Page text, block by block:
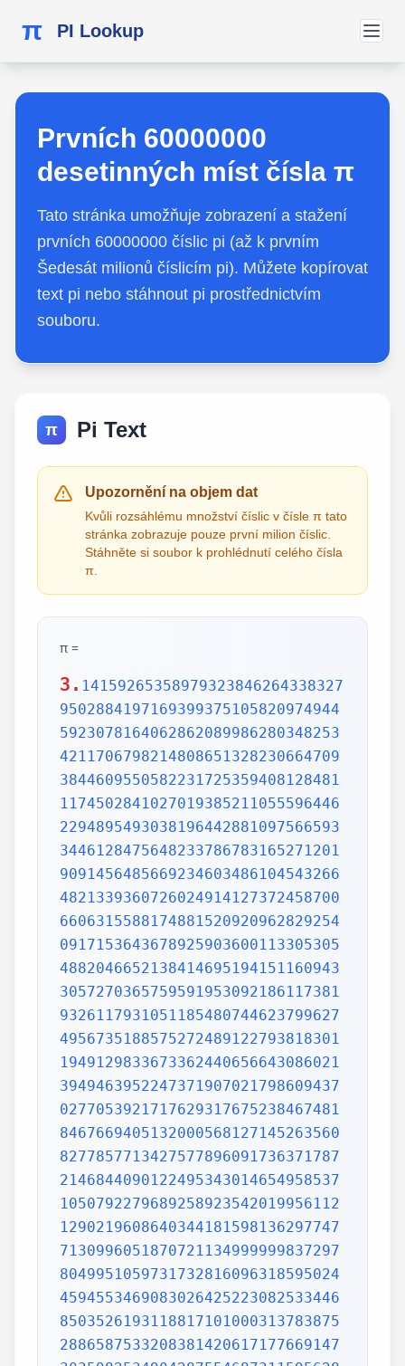
π PI Lookup
Prvních 60000000
desetinných míst čísla π
Tato stránka umožňuje zobrazení a stažení
prvních 60000000 číslic pi (až k prvním
Šedesát milionů číslicím pi). Můžete kopírovat
text pi nebo stáhnout pi prostřednictvím
souboru.
π Pi Text
Upozornění na objem dat
Kvůli rozsáhlému množství číslic v čísle π tato
stránka zobrazuje pouze první milion číslic.
Stáhněte si soubor k prohlédnutí celého čísla
π.
π =
3. 1415926535897932384626433832795028841971693993751058209749445923078164062862089986280348253421170679821480865132823066470938446095505822317253594081284811174502841027019385211055596446229489549303819644288109756659334461284756482337867831652712019091456485669234603486104543266482133936072602491412737245870066063155881748815209209628292540917153643678925903600113305305488204665213841469519415116094330572703657595919530921861173819326117931051185480744623799627495673518857527248912279381830119491298336733624406566430860213949463952247371907021798609437027705392171762931767523846748184676694051320005681271452635608277857713427577896091736371787214684409012249534301465495853710507922796892589235420199561121290219608640344181598136297747713099605187072113499999983729780499510597317328160963185950244594553469083026425223082533446850352619311881710100031378387528865875332083814206171776691473035982534904287554687311595628638823537875937519577818577805321712268066130019278766111959092164201989380952572010654858632788659361533818279682303019520353018529689957736225994138912497217752834791315155748572424541506959508295331168617278558890750983817546374649393192550604009277016711390098488240128583616035637076601047101819429555961989467678374494482553797747268471040475346462080466842590694912933136770289891521047521620569660240580381501935112533824300355876402474964732639141992726042699227967823547816360093417216412199245863150302861829745557067498385054945885869269956909272107975093029553211653449872027559602364806654991198818347977535663698074265425278625518184175746728909777727938000816470600161452491921732172147723501414419735685481613611573525521334757418494684385233239073941433345477624168625189835694855620992192221842725502542568876717904946016534668049886272327917860857843838279679766814541009538837863609506800642251252051173929848960841284886269456042419652850222106611863067442786220391949450471237137869609563643719172874677646575739624138908658326459958133904780275900994657640789512694683983525957098258226205224894077267194782684826014769909026401363944374553050682034962524517493996514314298091906592509372216964615157098583874105978859597729754989301617539284681382686838689427741559918559252459539594310499725246808459872736446958486538367362226260991246080512438843904512441365497627807977156914359977001296160894416948685558484063534220722258284886481584560285060168427394522674676788952521385225499546667278239864565961163548862305774564980355936345681743241125150760694794510965960940252288797108931456691368672287489405601015033086179286809208747609178249385890097149096759852613655497818931297848216829989487226588048575640142704775551323796414515237462343645428584447952658678210511413547357395231134271661021359695362314429524849371871101457654035902799344037420073105785390621983874478084784896833214457138687519435064302184531910484810053706146806749192781911979399520614196634287544406437451237181921799983910159195618146751426912397489409071864942319615679452080951465502252316038819301420937621378559566389377870830390697920773467221825625996615014215030680384477345492026054146659252014974428507325186660021324340881907104863317346496514539057962685610055081066587969981635747363840525714591028970641401109712062804390397595156771577004203378699360072305587631763594218731251471205329281918261861258673215791984148488291644706095752706957220917567116722910981690915280173506712748583222871835209353965725121083579151369882091444210067510334671103141267111369908658516398315019701651511685171437657618351556508849099898599823873455283316355076479185358932261854896321329330898570642046752590709154814165498594616371802709819943099244889575712828905923233260972997120844335732654893823911932597463667305836041428138830320382490375898524374417029132765618093773444030707469211201913020330380197621101100449293215160842444859637669838952286847831235526582131449576857262433441893039686426243410773226978028073189154411010446823252716201052652272111660396665573092547110557853763466820653109896526918620564769312570586356620185581007293606598764861179104533488503461136576867532494416680396265797877185560845529654126654085306143444318586769751456614068007002378776591344017127494704205622305389945613140711270004078547332699390814546646458807972708266830634328587856983052358089330657574067954571637752542021149557615814002501262285941302164715509792592309907965473761255176567513575178296664547791745011299614890304639947132962107340437518957359614589019389713111790429782856475032031986915140287080859904801094121472213179476477726224142548545403321571853061422881375850430633217518297986622371721591607716692547487389866549494501146540628433663937900397692656721463853067360965712091807638327166416274888800786925602902284721040317211860820419000422966171196377921337575114959501566049631862947265473642523081770367515906735023507283540567040386743513622224771589150495309844489333096340878076932599397805419341447377441842631298608099888687413260472156951623965864573021631598193195167353812974167729478672422924654366800980676928238280689964004824354037014163149658979409243237896907069779422362508221688957383798623001593776471651228935786015881617557829735233446042815126272037343146531977774160319906655418763979293344195215413418994854447345673831624993419131814809277771038638773431772075456545322077709212019051660962804909263601975988281613323166636528619326686336062735676303544776280350450777235547105859548702790814356240145171806246436267945612753181340783303362542327839449753824372058353114771199260638133467768796959703098339130771098704085913374641442822772634659470474587847787201927715280731767907707157213444730605700733492436931138350493163128404251219256517980694113528013147013047816437885185290928545201165839341965621349143415956258658655705526904965209858033850722426482939728584783163057777560688876446248246857926039535277348030480290058760758251047470916439613626760449256274204208320856611906254543372131535958450687724602901618766795240616342522577195429162991930645537799140373404328752628889639958794757291746426357455254079091451357111369410911939325191076020825202618798531887705842972591677813149699009019211697173727847684726860849003377024242916513005005168323364350389517029893922334517220138128069650117844087451960121228599371623130171144484640903890644954440061986907548516026327505298349187407866808818338510228334508504860825039302133219715518430635455007668282949304137765527939751754613953984683393638304746119966538581538420568533862186725233402830871123282789212507712629463229563989898935821167456270102183564622013496715188190973038119800497340723961036854066431939509790190699639552453005450580685501956730229219139339185680344903982059551002263535361920419947455385938102343955449597783779023742161727111723643435439478221818528624085140066604433258885698670543154706965747458550332323342107301545940516553790686627333799585115625784322988273723198987571415957811196358330059408730681216028764962867446047746491599505497374256269010490377819868359381465741268049256487985561453723478673303904688383436346553794986419270563872931748723320837601123029911367938627089438799362016295154133714248928307220126901475466847653576164773794675200490757155527819653621323926406160136358155907422020203187277605277219005561484255518792530343513984425322341576233610642506390497500865627109535919465897514131034822769306247435363256916078154781811528436679570611086153315044521274739245449454236828860613408414863776700961207151249140430272538607648236341433462351897576645216413767969031495019108575984423919862916421939949072362346468441173940326591840443780513338945257423995082965912285085558215725031071257012668302402929525220118726767562204154205161841634847565169998116141010029960783869092916030288400269104140792886215078424516709087000699282120660418371806535567252532567532861291042487761825829765157959847035622262934860034158722980534989650226291748788202734209222245339856264766914905562842503912757710284027998066365825488926488025456610172967026640765590429099456815065265305371829412703369313785178609040708667114965583434347693385781711386455873678123014587687126603489139095620099393610310291616152881384379099042317473363948045759314931405297634757481193567091101377517210080315590248530906692037671922033229094334676851422144773793937517034436619910403375111735471918550464490263655128162288244625759163330391072253837421821408835086573917715096828874782656995995744906617583441375223970968340800535598491754173818839994469748676265516582765848358845314277568790029095170283529716344562129640435231176006651012412006597558512761785838292041974844236080071930457618932349229279650198751872127267507981255470958904556357921221033346697499235630254947802490114195212382815309114079073860251522742995818072471625916685451333123948049470791191532673430282441860414263639548000448002670496248201792896476697583183271314251702969234889627668440323260927524960357996469256504936818360900323809293459588970695365349406034021665443755890045632882250545255640564482465151875471196218443965825337543885690941130315095261793780029741207665147939425902989695946995565761218656196733786236256125216320862869222103274889218654364802296780705765615144632046927906821207388377814233562823608963208068222468012248261177185896381409183903673672220888321513755600372798394004152970028783076670944474560134556417254370906979396122571429894671543578468788614445812314593571984922528471605049221242470141214780573455105008019086996033027634787081081754501193071412233908663938339529425786905076431006383519834389341596131854347546495569781038293097164651438407007073604112373599843452251610507027056235266012764848308407611830130527932054274628654036036745328651057065874882256981579367897669742205750596834408697350201410206723585020072452256326513410559240190274216248439140359989535394590944070469120914093870012645600162374288021092764579310657922955249887275846101264836999892256959688159205600101655256375678